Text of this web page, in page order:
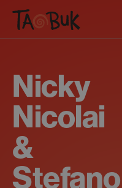
Nicky
Nicolai
&
Stefano